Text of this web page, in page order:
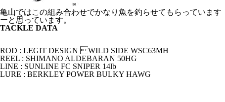
亀山ではこの組み合わせでかなり魚を釣らせてもらっていま
ーと思っています。
TACKLE DATA
ROD : LEGIT DESIGN WILD SIDE WSC63MH
REEL : SHIMANO ALDEBARAN 50HG
LINE : SUNLINE FC SNIPER 14lb
LURE : BERKLEY POWER BULKY HAWG